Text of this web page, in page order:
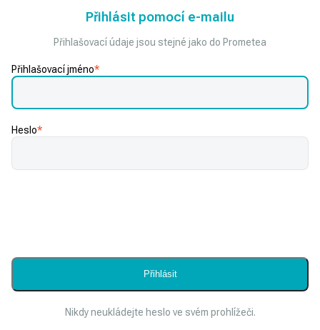
Přihlásit pomocí e-mailu
Přihlašovací údaje jsou stejné jako do Prometea
Přihlašovací jméno*
Heslo*
Nikdy neukládejte heslo ve svém prohlížeči.